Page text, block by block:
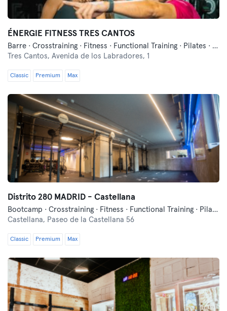
ÉNERGIE FITNESS TRES CANTOS
Barre · Crosstraining · Fitness · Functional Training · Pilates · Yoga
Tres Cantos, Avenida de los Labradores, 1
Classic Premium Max
Distrito 280 MADRID - Castellana
Bootcamp · Crosstraining · Fitness · Functional Training · Pilates
Castellana, Paseo de la Castellana 56
Classic Premium Max